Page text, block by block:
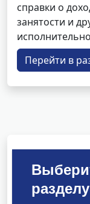
справки о
занятости и
Перейти в